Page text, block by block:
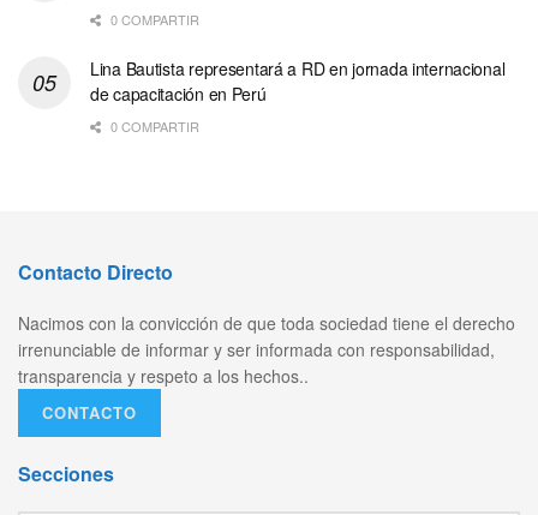
0 COMPARTIR
Lina Bautista representará a RD en jornada internacional
de capacitación en Perú
0 COMPARTIR
Contacto Directo
Nacimos con la convicción de que toda sociedad tiene el derecho
irrenunciable de informar y ser informada con responsabilidad,
transparencia y respeto a los hechos..
CONTACTO
Secciones